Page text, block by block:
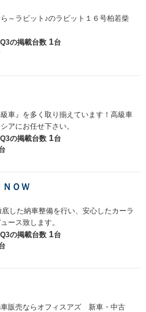
～ラビット♪のラビット１６号柏若柴
の掲載台数 1台
級車』を多く取り揃えています！高級車
アにお任せ下さい。
の掲載台数 1台
ＯＷ
した納車整備を行い、安心したカーラ
ース致します。
の掲載台数 1台
販売ならオフィスアズ 新車・中古